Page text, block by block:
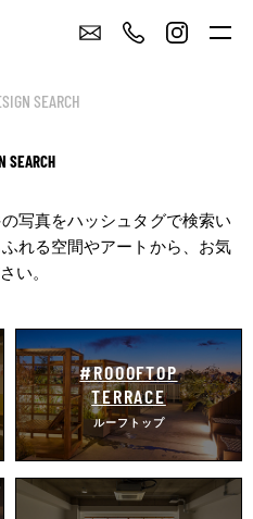
SEARCH
SEARCH
写真をハッシュタグで検索い
れる空間やアートから、お気
い。
#ROOOFTOP
TERRACE
ルーフトップ